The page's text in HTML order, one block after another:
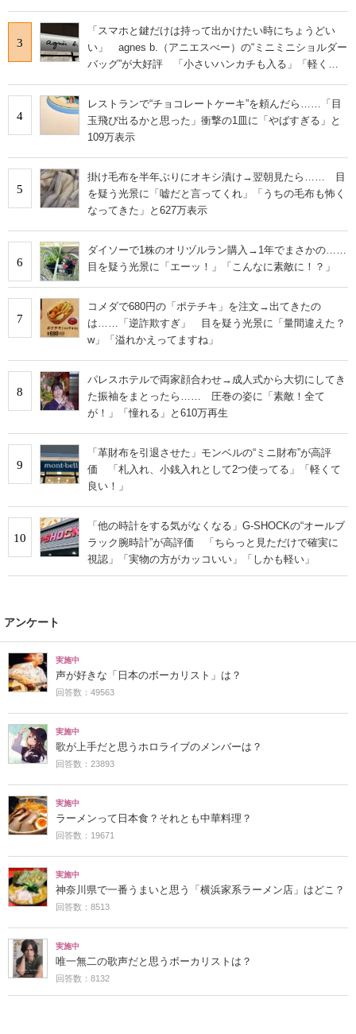
3
「スマホと鍵だけは持って出かけたい時にちょうどい
い」 agnes b.（アニエスべー）の“ミニミニショルダー
バッグ”が大好評 「小さいハンカチも入る」「軽くて
4
レストランで“チョコレートケーキ”を頼んだら……「目
玉飛び出るかと思った」衝撃の1皿に「やばすぎる」と
109万表示
5
掛け毛布を半年ぶりにオキシ漬け→翌朝見たら…… 目
を疑う光景に「嘘だと言ってくれ」「うちの毛布も怖く
なってきた」と627万表示
6
ダイソーで1株のオリヅルラン購入→1年でまさかの……
目を疑う光景に「エーッ！」「こんなに素敵に！？」
7
コメダで680円の「ポテチキ」を注文→出てきたの
は……「逆詐欺すぎ」 目を疑う光景に「量間違えた？
w」「溢れかえってますね」
8
パレスホテルで両家顔合わせ→成人式から大切にしてき
た振袖をまとったら…… 圧巻の姿に「素敵！全て
が！」「憧れる」と610万再生
9
「革財布を引退させた」モンベルの“ミニ財布”が高評
価 「札入れ、小銭入れとして2つ使ってる」「軽くて
良い！」
10
「他の時計をする気がなくなる」G-SHOCKの“オールブ
ラック腕時計”が高評価 「ちらっと見ただけで確実に
視認」「実物の方がカッコいい」「しかも軽い」
アンケート
実施中
声が好きな「日本のボーカリスト」は？
回答数：49563
実施中
歌が上手だと思うホロライブのメンバーは？
回答数：23893
実施中
ラーメンって日本食？それとも中華料理？
回答数：19671
実施中
神奈川県で一番うまいと思う「横浜家系ラーメン店」はどこ？
回答数：8513
実施中
唯一無二の歌声だと思うボーカリストは？
回答数：8132